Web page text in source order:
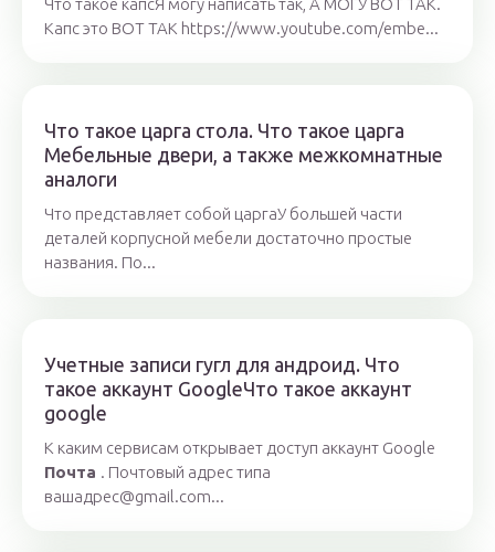
Что такое капсЯ могу написать так, А МОГУ ВОТ ТАК.
Капс это ВОТ ТАК https://www.youtube.com/embe...
Что такое царга стола. Что такое царга
Мебельные двери, а также межкомнатные
аналоги
Что представляет собой царгаУ большей части
деталей корпусной мебели достаточно простые
названия. По...
Учетные записи гугл для андроид. Что
такое аккаунт GoogleЧто такое аккаунт
google
К каким сервисам открывает доступ аккаунт Google
Почта . Почтовый адрес типа
вашадрес@gmail.com...